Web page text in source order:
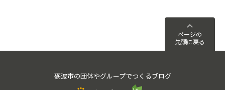
ページの
先頭に戻る
砺波市の団体やグループでつくるブログ